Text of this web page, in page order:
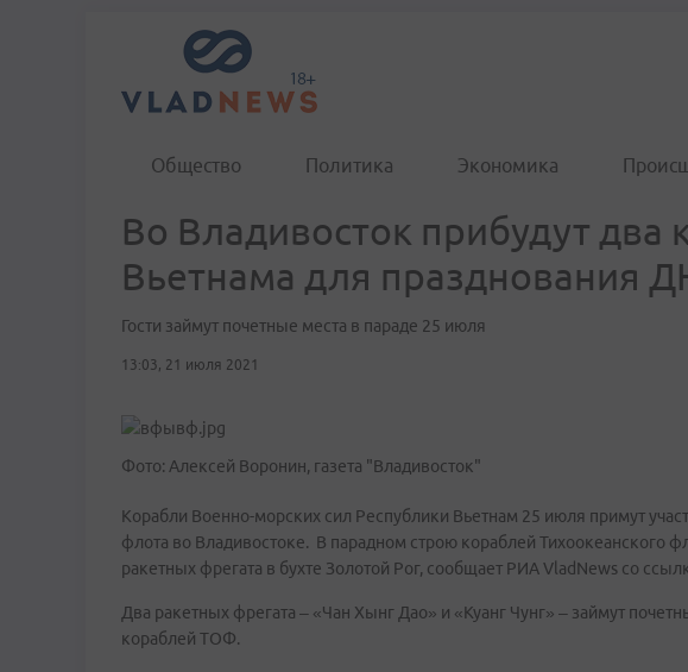
Общество Политика Экономика
Во Владивосток прибудут два
Вьетнама для празднования
Гости займут почетные места в параде 25 июля
13:03, 21 июля 2021
Фото: Алексей Воронин, газета "Владивосток"
Корабли Военно-морских сил Республики Вьетнам 25 июля примут
флота во Владивостоке. В парадном строю кораблей Тихоокеанского
ракетных фрегата в бухте Золотой Рог, сообщает РИА VladNews со
Два ракетных фрегата – «Чан Хынг Дао» и «Куанг Чунг» – займут
кораблей ТОФ.